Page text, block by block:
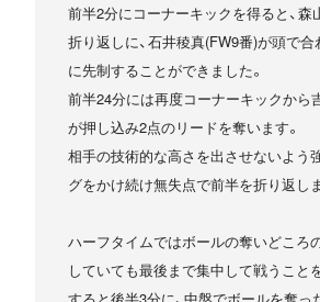
前半2分にコーナーキックを得ると、森
折り返しに、石井稜真(FW9番)が頭で合
に先制することができました。
前半24分には再度コーナーキックから
が押し込み2点のリードを奪います。
相手の技術的な高さを出させないよう
グをかけ続け無失点で前半を折り返し
ハーフタイムではボールの奪いどころ
していても最後まで集中して戦うこと
すると後半3分に、中盤でボールを奪っ